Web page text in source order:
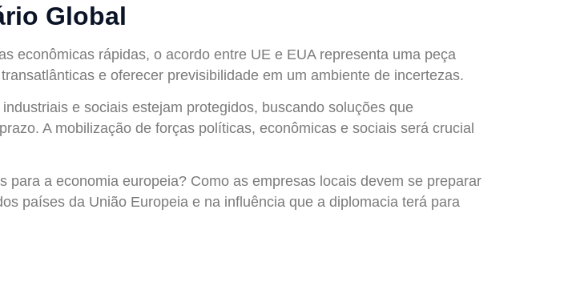
Global
econômicas rápidas, o acordo entre UE e EUA representa uma peça
e oferecer previsibilidade em um ambiente de incertezas.
e sociais estejam protegidos, buscando soluções que
A mobilização de forças políticas, econômicas e sociais será crucial
a economia europeia? Como as empresas locais devem se preparar
países da União Europeia e na influência que a diplomacia terá para